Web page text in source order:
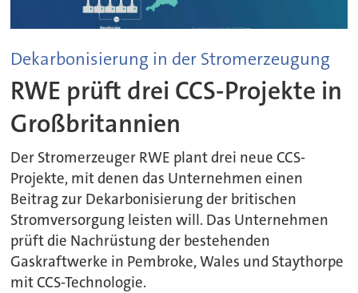
Dekarbonisierung in der Stromerzeugung
RWE prüft drei CCS-Projekte in
Großbritannien
Der Stromerzeuger RWE plant drei neue CCS-
Projekte, mit denen das Unternehmen einen
Beitrag zur Dekarbonisierung der britischen
Stromversorgung leisten will. Das Unternehmen
prüft die Nachrüstung der bestehenden
Gaskraftwerke in Pembroke, Wales und Staythorpe
mit CCS-Technologie.